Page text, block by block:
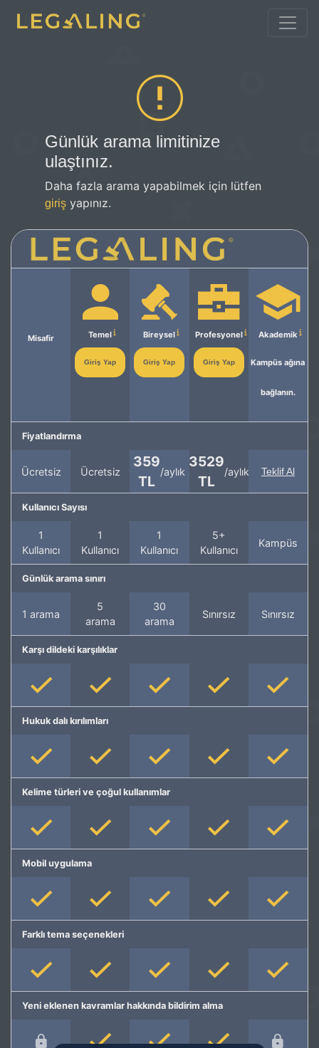
Günlük arama limitinize
ulaştınız.
Daha fazla arama yapabilmek için lütfen
giriş yapınız.
Misafir Temel
Giriş Yap
Bireysel
Giriş Yap
Profesyonel
Giriş Yap
Akademik
Kampüs ağına
bağlanın.
Fiyatlandırma
Ücretsiz Ücretsiz
359
TL
/aylık
3529
TL
/aylık Teklif Al
Kullanıcı Sayısı
1
Kullanıcı
1
Kullanıcı
1
Kullanıcı
5+
Kullanıcı
Kampüs
Günlük arama sınırı
1 arama
5
arama
30
arama
Sınırsız Sınırsız
Karşı dildeki karşılıklar
Hukuk dalı kırılımları
Kelime türleri ve çoğul kullanımlar
Mobil uygulama
Farklı tema seçenekleri
Yeni eklenen kavramlar hakkında bildirim alma